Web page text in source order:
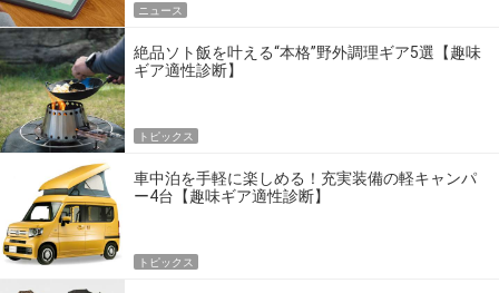
ニュース
絶品ソト飯を叶える“本格”野外調理ギア5選【趣味
ギア適性診断】
トピックス
車中泊を手軽に楽しめる！充実装備の軽キャンパ
ー4台【趣味ギア適性診断】
トピックス